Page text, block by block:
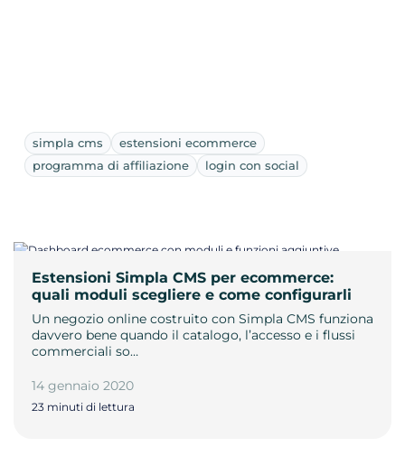
simpla cms
estensioni ecommerce
programma di affiliazione
login con social
Estensioni Simpla CMS per ecommerce:
quali moduli scegliere e come configurarli
Un negozio online costruito con Simpla CMS funziona
davvero bene quando il catalogo, l’accesso e i flussi
commerciali so…
14 gennaio 2020
23 minuti di lettura